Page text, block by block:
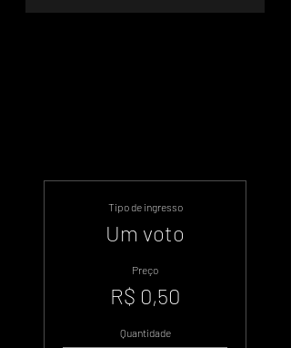
Tipo de ingresso
Um voto
Preço
R$ 0,50
Quantidade